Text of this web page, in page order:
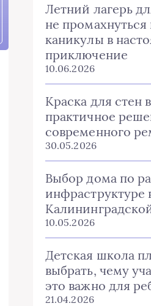
Летний лагерь
не промахнуться
каникулы в
приключение
10.06.2026
Краска для стен
практичное
современного
30.05.2026
Выбор дома по
инфраструктуре
10.05.2026
Детская школа
выбрать, чему
это важно для
21.04.2026